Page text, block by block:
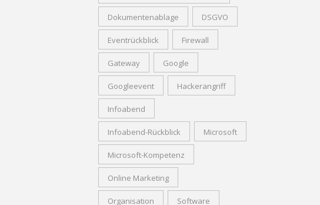
Dokumentenablage DSGVO
Eventrückblick Firewall
Gateway Google
Googleevent Hackerangriff
Infoabend
Infoabend-Rückblick Microsoft
Microsoft-Kompetenz
Online Marketing
Organisation Software